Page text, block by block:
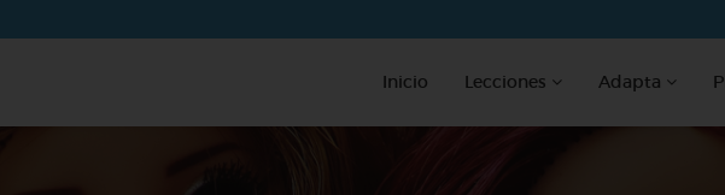
Inicio Lecciones Adapta